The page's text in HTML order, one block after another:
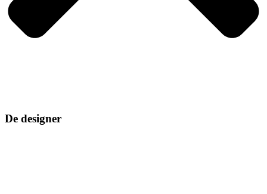
De designer